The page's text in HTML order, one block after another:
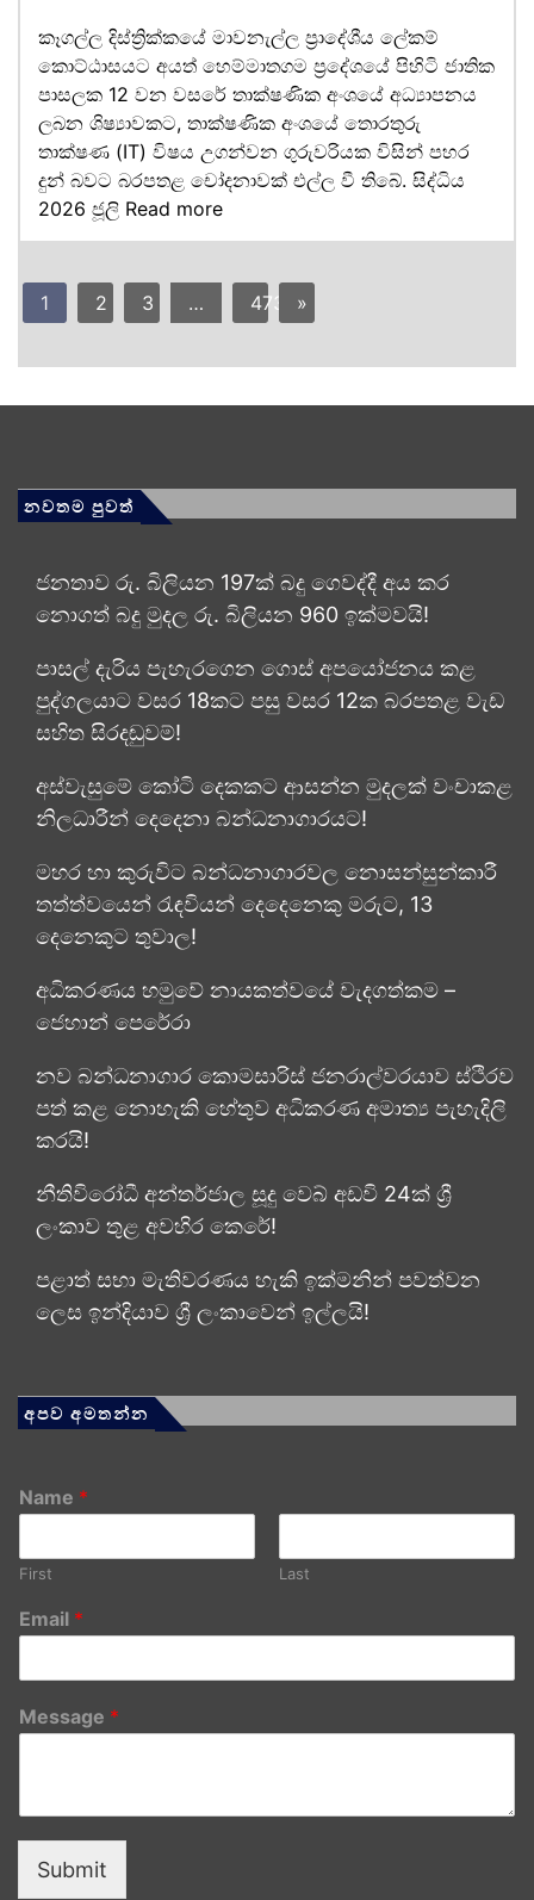
කෑගල්ල දිස්ත්‍රික්කයේ මාවනැල්ල ප්‍රාදේශීය ලේකම්
කොට්ඨාසයට අයත් හෙම්මාතගම ප්‍රදේශයේ පිහිටි ජාතික
පාසලක 12 වන වසරේ තාක්ෂණික අංශයේ අධ්‍යාපනය
ලබන ශිෂ්‍යාවකට, තාක්ෂණික අංශයේ තොරතුරු
තාක්ෂණ (IT) විෂය උගන්වන ගුරුවරියක විසින් පහර
දුන් බවට බරපතළ චෝදනාවක් එල්ල වී තිබේ. සිද්ධිය
2026 ජූලි Read more
1 2 3 … 473 »
නවතම පුවත්
ජනතාව රු. බිලියන 197ක් බදු ගෙවද්දී අය කර
නොගත් බදු මුදල රු. බිලියන 960 ඉක්මවයි!
පාසල් දැරිය පැහැරගෙන ගොස් අපයෝජනය කළ
පුද්ගලයාට වසර 18කට පසු වසර 12ක බරපතළ වැඩ
සහිත සිරදඬුවම්!
අස්වැසුමේ කෝටි දෙකකට ආසන්න මුදලක් වංචාකළ
නිලධාරීන් දෙදෙනා බන්ධනාගාරයට!
මහර හා කුරුවිට බන්ධනාගාරවල නොසන්සුන්කාරී
තත්ත්වයෙන් රැඳවියන් දෙදෙනෙකු මරුට, 13
දෙනෙකුට තුවාල!
අධිකරණය හමුවේ නායකත්වයේ වැදගත්කම –
ජෙහාන් පෙරේරා
නව බන්ධනාගාර කොමසාරිස් ජනරාල්වරයාව ස්ථිරව
පත් කළ නොහැකි හේතුව අධිකරණ අමාත්‍ය පැහැදිලි
කරයි!
නීතිවිරෝධී අන්තර්ජාල සූදු වෙබ් අඩවි 24ක් ශ්‍රී
ලංකාව තුළ අවහිර කෙරේ!
පළාත් සභා මැතිවරණය හැකි ඉක්මනින් පවත්වන
ලෙස ඉන්දියාව ශ්‍රී ලංකාවෙන් ඉල්ලයි!
අපව අමතන්න
Name *
First Last
Email *
Message *
Submit